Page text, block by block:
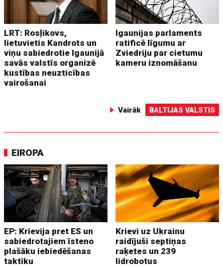
LRT: Rosļikovs,
lietuvietis Kandrots un
viņu sabiedrotie Igaunijā
savās valstīs organizē
kustības neuzticības
vairošanai
Igaunijas parlaments
ratificē līgumu ar
Zviedriju par cietumu
kameru iznomāšanu
Vairāk BALTIJAS VALSTIS
EIROPA
EP: Krievija pret ES un
sabiedrotajiem īsteno
plašāku iebiedēšanas
taktiku
Krievi uz Ukrainu
raidījuši septiņas
raķetes un 239
lidrobotus